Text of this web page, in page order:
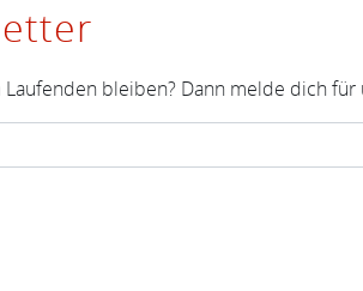
bleiben? Dann melde dich